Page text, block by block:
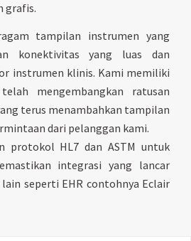
grafis.
tampilan instrumen yang
konektivitas yang luas dan
instrumen klinis. Kami memiliki
mengembangkan ratusan
terus menambahkan tampilan
dari pelanggan kami.
protokol HL7 dan ASTM untuk
integrasi yang lancar
seperti EHR contohnya Eclair